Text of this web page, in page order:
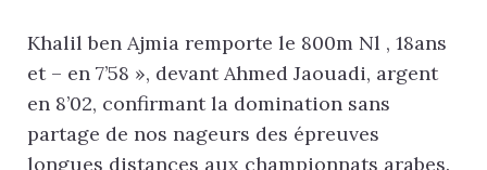
Khalil ben Ajmia remporte le 800m Nl , 18ans
et – en 7’58 », devant Ahmed Jaouadi, argent
en 8’02, confirmant la domination sans
partage de nos nageurs des épreuves
longues distances aux championnats arabes.